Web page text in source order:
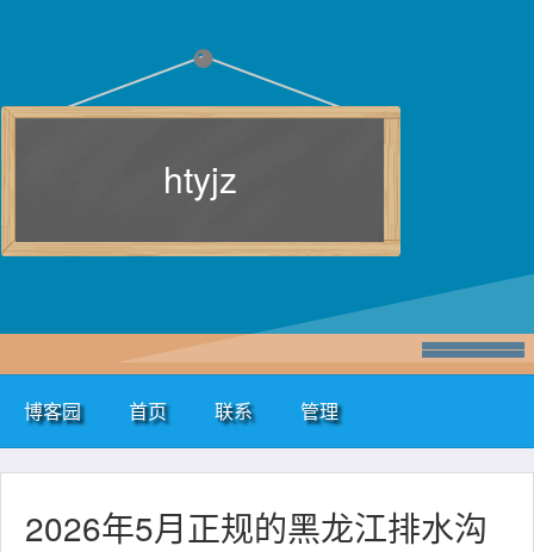
htyjz
博客园 首页 联系 管理
2026年5月正规的黑龙江排水沟